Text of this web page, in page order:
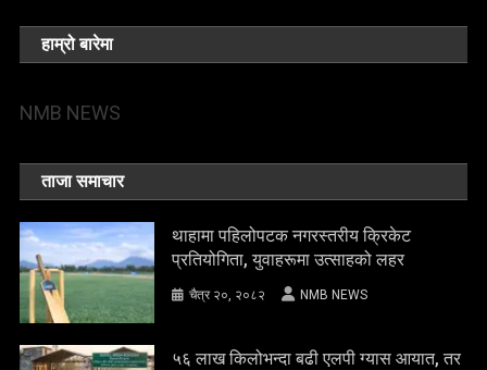
हाम्रो बारेमा
NMB NEWS
ताजा समाचार
थाहामा पहिलोपटक नगरस्तरीय क्रिकेट
प्रतियोगिता, युवाहरूमा उत्साहको लहर
चैत्र २०, २०८२ NMB NEWS
५६ लाख किलोभन्दा बढी एलपी ग्यास आयात, तर